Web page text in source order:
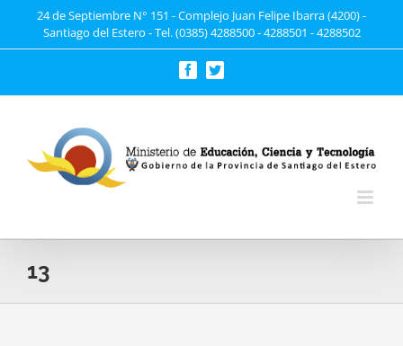
24 de Septiembre N° 151 - Complejo Juan Felipe Ibarra (4200) -
Santiago del Estero - Tel. (0385) 4288500 - 4288501 - 4288502
FacebookTwitter
13